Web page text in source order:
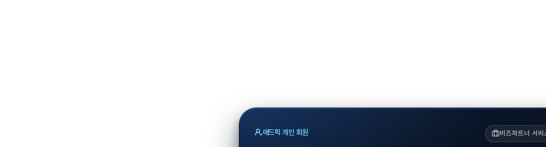
애드픽 개인 회원 비즈파트너 서비